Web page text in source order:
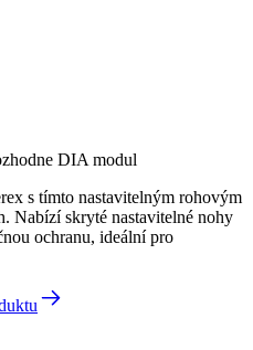
DIA modul
s tímto nastavitelným rohovým
Nabízí skryté nastavitelné nohy
ochranu, ideální pro